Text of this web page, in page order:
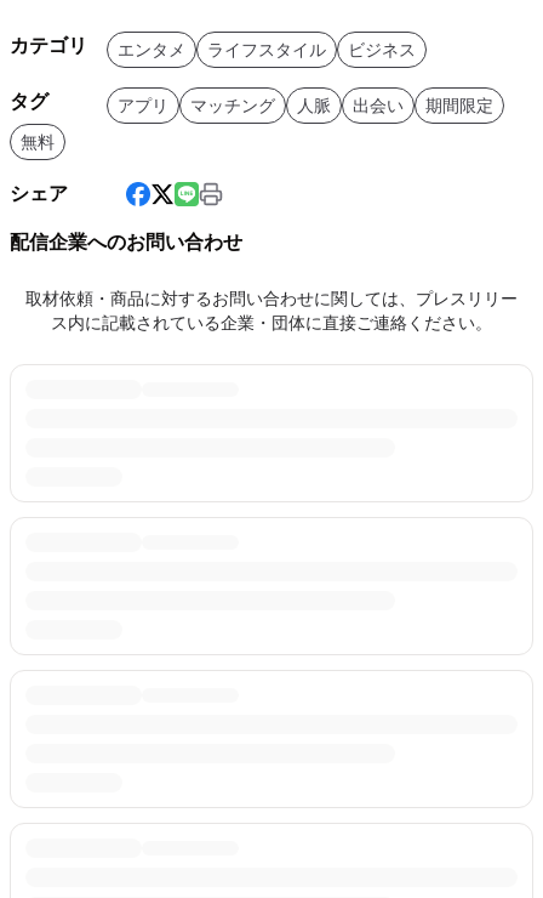
カテゴリ エンタメ ライフスタイル ビジネス
タグ アプリ マッチング 人脈 出会い
期間限定
無料
シェア
配信企業へのお問い合わせ
取材依頼・商品に対するお問い合わせに関しては、プレスリリー
ス内に記載されている企業・団体に直接ご連絡ください。